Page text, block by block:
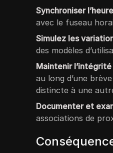
Synchroniser
avec le fuseau
Simulez les
des modèles
Maintenir
au long d’une
distincte à une
Documenter et
associations de